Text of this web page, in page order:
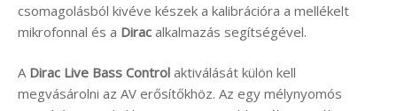
csomagolásból kivéve készek a kalibrációra a mellékelt
mikrofonnal és a Dirac alkalmazás segítségével.
A Dirac Live Bass Control aktiválását külön kell
megvásárolni az AV erősítőkhöz. Az egy mélynyomós